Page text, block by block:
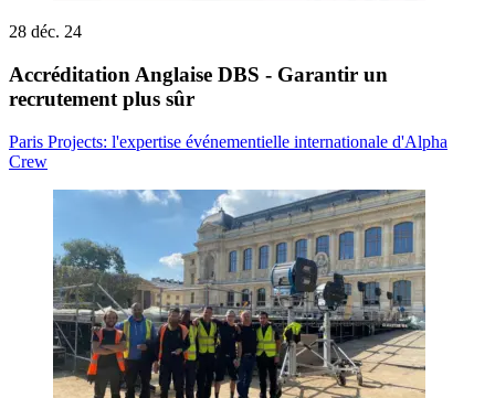
28 déc. 24
Accréditation Anglaise DBS - Garantir un
recrutement plus sûr
Paris Projects: l'expertise événementielle internationale d'Alpha
Crew